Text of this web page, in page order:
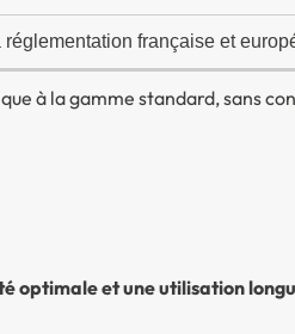
française et
à la gamme standard, sans
optimale et une utilisation